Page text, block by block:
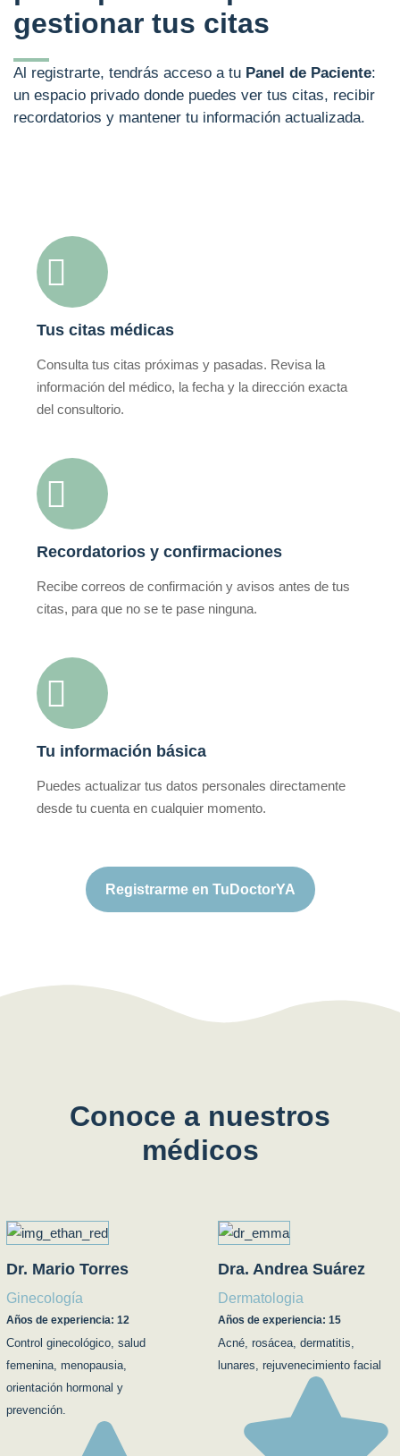
gestionar tus citas
Al registrarte, tendrás acceso a tu Panel de Paciente:
un espacio privado donde puedes ver tus citas, recibir
recordatorios y mantener tu información actualizada.
Tus citas médicas
Consulta tus citas próximas y pasadas. Revisa la
información del médico, la fecha y la dirección exacta
del consultorio.
Recordatorios y confirmaciones
Recibe correos de confirmación y avisos antes de tus
citas, para que no se te pase ninguna.
Tu información básica
Puedes actualizar tus datos personales directamente
desde tu cuenta en cualquier momento.
Registrarme en TuDoctorYA
Conoce a nuestros
médicos
Dr. Mario Torres
Ginecología
Años de experiencia: 12
Control ginecológico, salud
femenina, menopausia,
orientación hormonal y
prevención.
Dra. Andrea Suárez
Dermatologia
Años de experiencia: 15
Acné, rosácea, dermatitis,
lunares, rejuvenecimiento facial